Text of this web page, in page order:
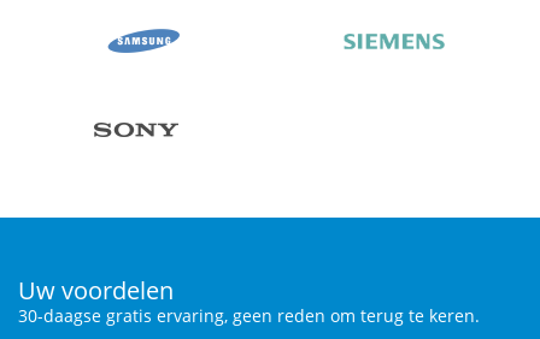
Uw voordelen
30-daagse gratis ervaring, geen reden om terug te keren.